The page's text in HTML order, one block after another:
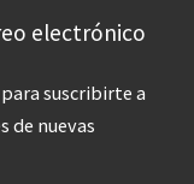
electrónico
suscribirte a
de nuevas